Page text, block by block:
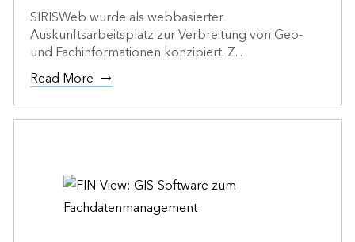
SIRISWeb wurde als webbasierter
Auskunftsarbeitsplatz zur Verbreitung von Geo-
und Fachinformationen konzipiert. Z...
Read More